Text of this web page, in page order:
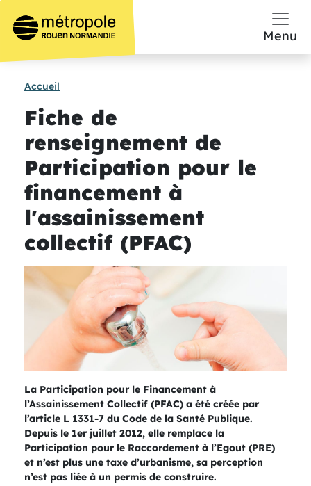
Menu
Accueil
Fiche de
renseignement de
Participation pour le
financement à
l'assainissement
collectif (PFAC)
La Participation pour le Financement à
l’Assainissement Collectif (PFAC) a été créée par
l’article L 1331-7 du Code de la Santé Publique.
Depuis le 1er juillet 2012, elle remplace la
Participation pour le Raccordement à l’Egout (PRE)
et n’est plus une taxe d’urbanisme, sa perception
n’est pas liée à un permis de construire.